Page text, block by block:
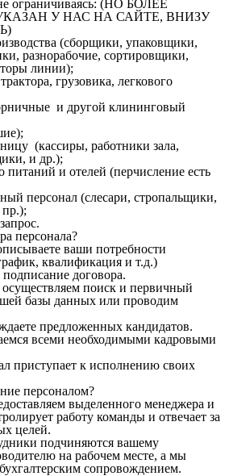
ограничиваясь: (НО БОЛЕЕ
У НАС НА САЙТЕ, ВНИЗУ
(сборщики, упаковщики,
разнорабочие, сортировщики,
линии);
грузовика, легкового
и другой клининговый
(кассиры, работники зала,
и др.);
питаний и отелей (перчисление есть
персонал (слесари, стропальщики,
персонала?
ваши потребности
квалификация и т.д.)
договора.
поиск и первичный
базы данных или проводим
предложенных кандидатов.
всеми необходимыми кадровыми
приступает к исполнению своих
персоналом?
выделенного менеджера и
работу команды и отвечает за
целей.
подчиняются вашему
на рабочем месте, а мы
сопровождением.